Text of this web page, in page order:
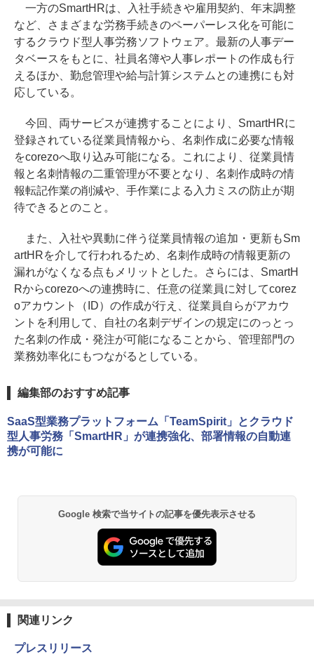
一方のSmartHRは、入社手続きや雇用契約、年末調整
など、さまざまな労務手続きのペーパーレス化を可能に
するクラウド型人事労務ソフトウェア。最新の人事デー
タベースをもとに、社員名簿や人事レポートの作成も行
えるほか、勤怠管理や給与計算システムとの連携にも対
応している。
今回、両サービスが連携することにより、SmartHRに
登録されている従業員情報から、名刺作成に必要な情報
をcorezoへ取り込み可能になる。これにより、従業員情
報と名刺情報の二重管理が不要となり、名刺作成時の情
報転記作業の削減や、手作業による入力ミスの防止が期
待できるとのこと。
また、入社や異動に伴う従業員情報の追加・更新もSm
artHRを介して行われるため、名刺作成時の情報更新の
漏れがなくなる点もメリットとした。さらには、SmartH
Rからcorezoへの連携時に、任意の従業員に対してcorez
oアカウント（ID）の作成が行え、従業員自らがアカウ
ントを利用して、自社の名刺デザインの規定にのっとっ
た名刺の作成・発注が可能になることから、管理部門の
業務効率化にもつながるとしている。
編集部のおすすめ記事
SaaS型業務プラットフォーム「TeamSpirit」とクラウド
型人事労務「SmartHR」が連携強化、部署情報の自動連
携が可能に
Google 検索で当サイトの記事を優先表示させる
関連リンク
プレスリリース